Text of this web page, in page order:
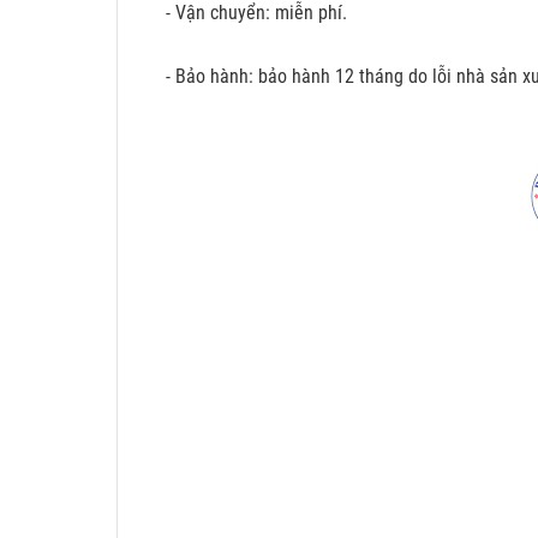
- Vận chuyển: miễn phí.
- Bảo hành: bảo hành 12 tháng do lỗi nhà sản